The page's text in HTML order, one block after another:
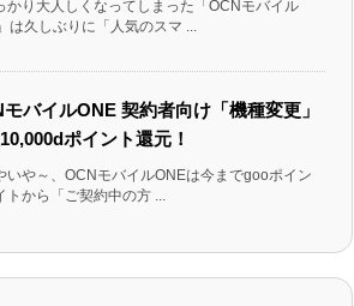
り大人しくなってしまった「OCNモバイル
は久しぶりに「人気のスマ ...
バイルONE 契約者向け「機種変更」
ポイント還元！
や～、OCNモバイルONEは今までgooポイン
トから「ご契約中の方 ...